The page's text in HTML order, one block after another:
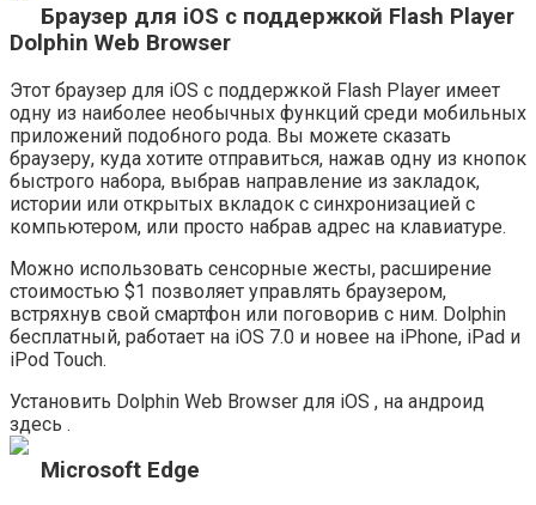
Браузер для iOS с поддержкой Flash Player
Dolphin Web Browser
Этот браузер для iOS с поддержкой Flash Player имеет
одну из наиболее необычных функций среди мобильных
приложений подобного рода. Вы можете сказать
браузеру, куда хотите отправиться, нажав одну из кнопок
быстрого набора, выбрав направление из закладок,
истории или открытых вкладок с синхронизацией с
компьютером, или просто набрав адрес на клавиатуре.
Можно использовать сенсорные жесты, расширение
стоимостью $1 позволяет управлять браузером,
встряхнув свой смартфон или поговорив с ним. Dolphin
бесплатный, работает на iOS 7.0 и новее на iPhone, iPad и
iPod Touch.
Установить Dolphin Web Browser для iOS , на андроид
здесь .
Microsoft Edge